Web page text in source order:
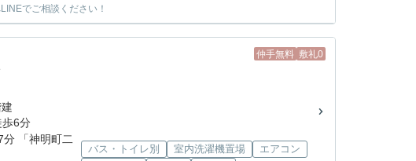
でご相談ください！
仲手無料 敷礼0
歩6分
分 「神明町二
バス・トイレ別 室内洗濯機置場
エアコン